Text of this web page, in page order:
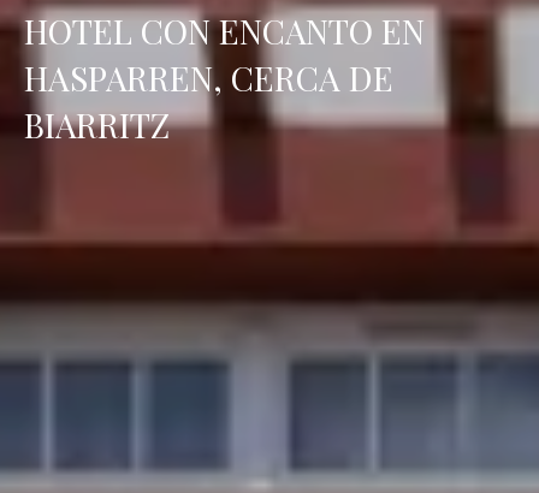
HOTEL CON ENCANTO EN
HASPARREN, CERCA DE
BIARRITZ